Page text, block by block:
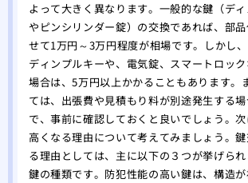
よって大きく異なります。一般的な鍵（デ
やピンシリンダー錠）の交換であれば、部
せて1万円～3万円程度が相場です。しかし
ディンプルキーや、電気錠、スマートロッ
場合は、5万円以上かかることもあります。
ては、出張費や見積もり料が別途発生する
で、事前に確認しておくと良いでしょう。
高くなる理由について考えてみましょう。
る理由としては、主に以下の３つが挙げられ
鍵の種類です。防犯性能の高い鍵は、構造